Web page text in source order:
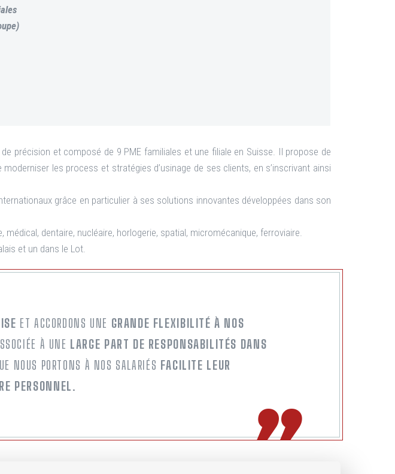
précision et composé de 9 PME familiales et une filiale en Suisse. Il propose de
les process et stratégies d’usinage de ses clients, en s’inscrivant ainsi
grâce en particulier à ses solutions innovantes développées dans son
dentaire, nucléaire, horlogerie, spatial, micromécanique, ferroviaire.
et un dans le Lot.
ET ACCORDONS UNE GRANDE FLEXIBILITÉ À NOS
À UNE LARGE PART DE RESPONSABILITÉS DANS
NOUS PORTONS À NOS SALARIÉS FACILITE LEUR
PERSONNEL.